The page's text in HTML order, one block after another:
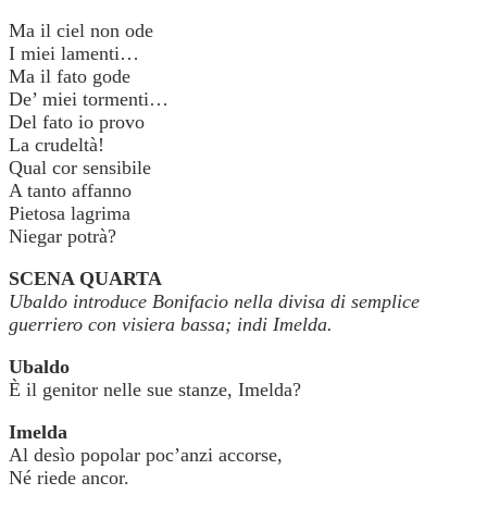
Ma il ciel non ode
I miei lamenti…
Ma il fato gode
De’ miei tormenti…
Del fato io provo
La crudeltà!
Qual cor sensibile
A tanto affanno
Pietosa lagrima
Niegar potrà?
SCENA QUARTA
Ubaldo introduce Bonifacio nella divisa di semplice
guerriero con visiera bassa; indi Imelda.
Ubaldo
È il genitor nelle sue stanze, Imelda?
Imelda
Al desìo popolar poc’anzi accorse,
Né riede ancor.